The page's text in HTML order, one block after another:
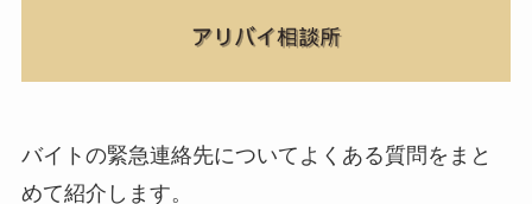
バイトの緊急連絡先についてよくある質問をまと
めて紹介します。